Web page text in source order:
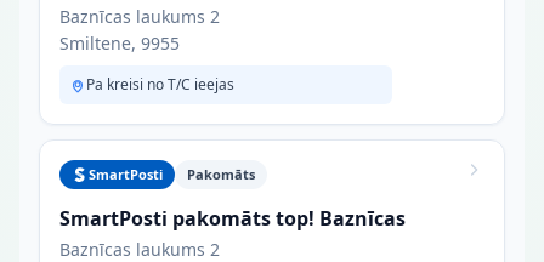
Baznīcas laukums 2
Smiltene, 9955
Pa kreisi no T/C ieejas
SmartPosti Pakomāts
SmartPosti pakomāts top! Baznīcas
Baznīcas laukums 2